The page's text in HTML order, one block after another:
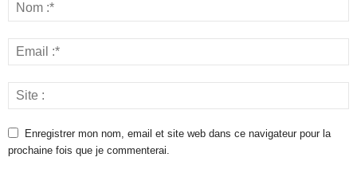
Enregistrer mon nom, email et site web dans ce navigateur pour la
prochaine fois que je commenterai.